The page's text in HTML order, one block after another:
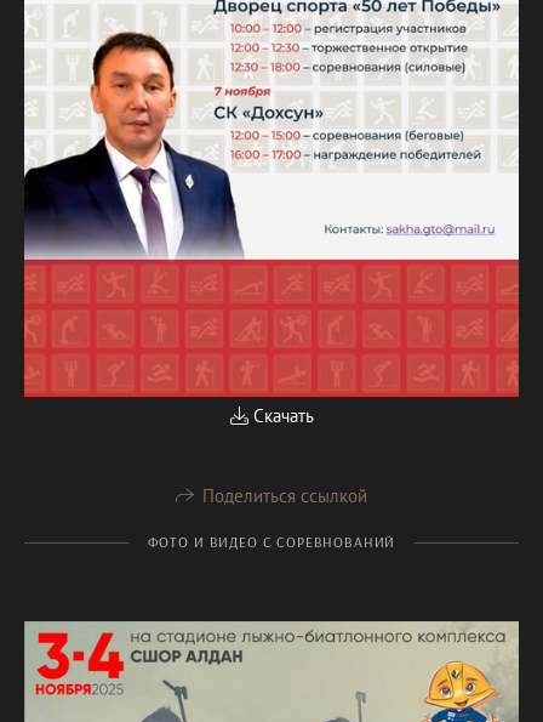
Скачать
Поделиться ссылкой
ФОТО И ВИДЕО С СОРЕВНОВАНИЙ